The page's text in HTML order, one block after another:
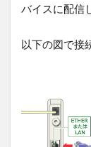
③LAN
2
信速
度が
遅く
なる
バイスに配信
以下の図で接